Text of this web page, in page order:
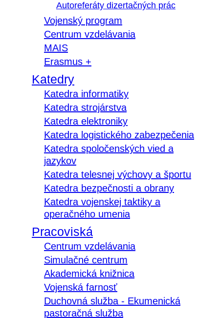
Autoreferáty dizertačných prác
Vojenský program
Centrum vzdelávania
MAIS
Erasmus +
Katedry
Katedra informatiky
Katedra strojárstva
Katedra elektroniky
Katedra logistického zabezpečenia
Katedra spoločenských vied a
jazykov
Katedra telesnej výchovy a športu
Katedra bezpečnosti a obrany
Katedra vojenskej taktiky a
operačného umenia
Pracoviská
Centrum vzdelávania
Simulačné centrum
Akademická knižnica
Vojenská farnosť
Duchovná služba - Ekumenická
pastoračná služba